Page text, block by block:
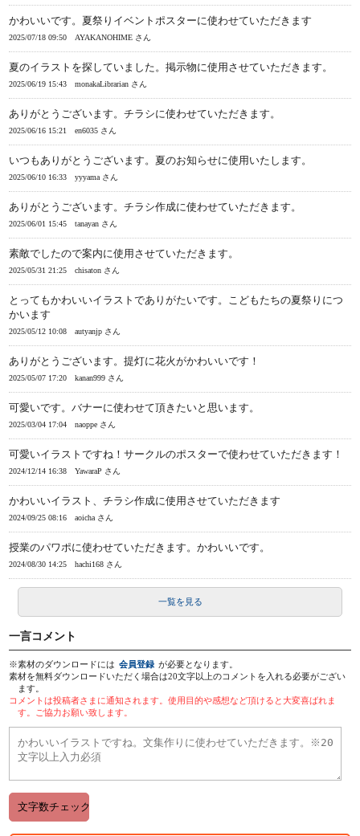
かわいいです。夏祭りイベントポスターに使わせていただきます
2025/07/18 09:50 AYAKANOHIME さん
夏のイラストを探していました。掲示物に使用させていただきます。
2025/06/19 15:43 monakaLibrarian さん
ありがとうございます。チラシに使わせていただきます。
2025/06/16 15:21 en6035 さん
いつもありがとうございます。夏のお知らせに使用いたします。
2025/06/10 16:33 yyyama さん
ありがとうございます。チラシ作成に使わせていただきます。
2025/06/01 15:45 tanayan さん
素敵でしたので案内に使用させていただきます。
2025/05/31 21:25 chisaton さん
とってもかわいいイラストでありがたいです。こどもたちの夏祭りにつ
かいます
2025/05/12 10:08 autyanjp さん
ありがとうございます。提灯に花火がかわいいです！
2025/05/07 17:20 kanan999 さん
可愛いです。バナーに使わせて頂きたいと思います。
2025/03/04 17:04 naoppe さん
可愛いイラストですね！サークルのポスターで使わせていただきます！
2024/12/14 16:38 YawaraP さん
かわいいイラスト、チラシ作成に使用させていただきます
2024/09/25 08:16 aoicha さん
授業のパワポに使わせていただきます。かわいいです。
2024/08/30 14:25 hachi168 さん
一覧を見る
一言コメント
※素材のダウンロードには 会員登録 が必要となります。
素材を無料ダウンロードいただく場合は20文字以上のコメントを入れる必要がござい
ます。
コメントは投稿者さまに通知されます。使用目的や感想など頂けると大変喜ばれま
す。ご協力お願い致します。